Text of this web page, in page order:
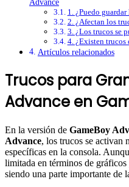
1. ¿Puedo
2. ¿Afectan los
3. ¿Los trucos se
4. ¿Existen trucos
Artículos relacionados
Trucos para
Advance en
En la versión de GameBoy
Advance, los trucos se activan
específicas en la consola.
limitada en términos de
siendo una parte importante de